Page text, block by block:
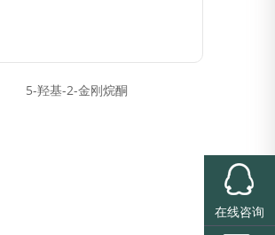
5-羟基-2-金刚烷酮
在线咨询